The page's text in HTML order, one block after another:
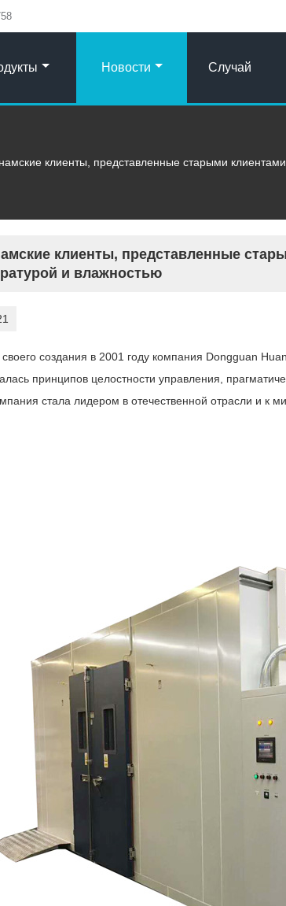
Новости Случай
клиенты, представленные старыми
клиенты, представленные
и влажностью
создания в 2001 году компания Dongguan
принципов целостности управления,
стала лидером в отечественной отрасли и к